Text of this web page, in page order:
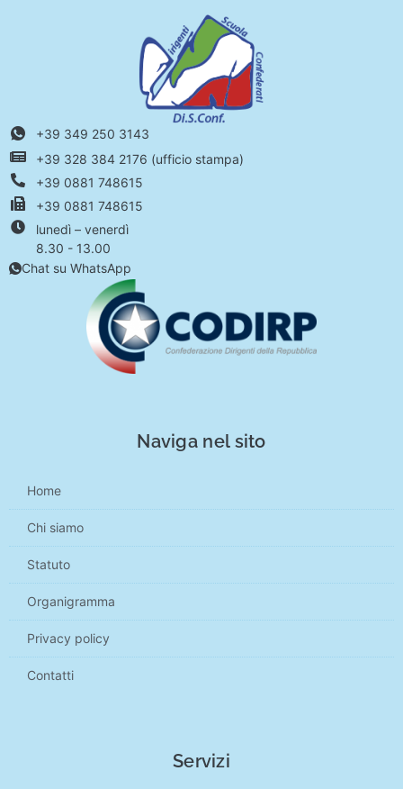
+39 349 250 3143
+39 328 384 2176 (ufficio stampa)
+39 0881 748615
+39 0881 748615
lunedì – venerdì
8.30 - 13.00
Chat su WhatsApp
Naviga nel sito
Home
Chi siamo
Statuto
Organigramma
Privacy policy
Contatti
Servizi